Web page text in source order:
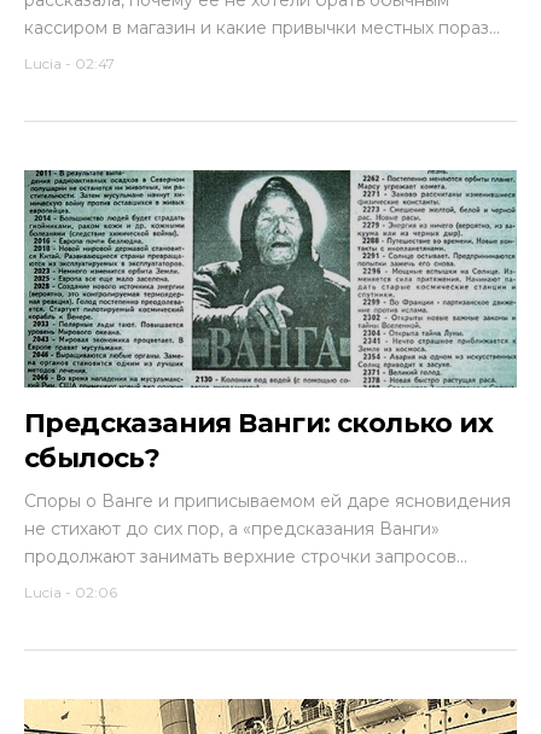
кассиром в магазин и какие привычки местных пораз...
Lucia - 02:47
Предсказания Ванги: сколько их
сбылось?
Споры о Ванге и приписываемом ей даре ясновидения
не стихают до сих пор, а «предсказания Ванги»
продолжают занимать верхние строчки запросов...
Lucia - 02:06